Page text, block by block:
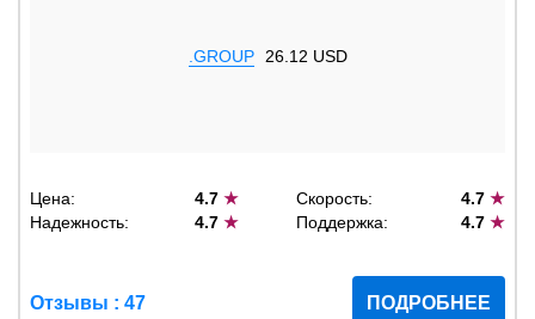
.GROUP 26.12 USD
Цена: 4.7★ Скорость: 4.7 ★
Надежность:
4.7★ Поддержка: 4.7 ★
Отзывы : 47 ПОДРОБНЕЕ